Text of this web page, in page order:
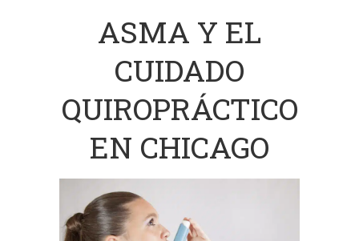
ASMA Y EL
CUIDADO
QUIROPRÁCTICO
EN CHICAGO